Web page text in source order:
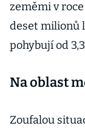
zeměmi v
deset milionů
pohybují od
Na oblast
Zoufalou